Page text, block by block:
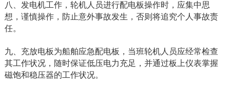
八、发电机工作，轮机人员进行配电板操作时，应集中思
想，谨慎操作，防止意外事故发生，否则将追究个人事故责
任。
九、充放电板为船舶应急配电板，当班轮机人员应经常检查
其工作状况，随时保证低压电力充足，并通过板上仪表掌握
磁饱和稳压器的工作状况。